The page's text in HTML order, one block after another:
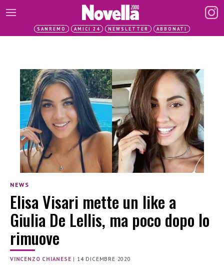
SANREMO AMICI 24 NEWSLETTER ABBONATI
NEWS
Elisa Visari mette un like a
Giulia De Lellis, ma poco dopo lo
rimuove
VINCENZO CHIANESE | 14 DICEMBRE 2020